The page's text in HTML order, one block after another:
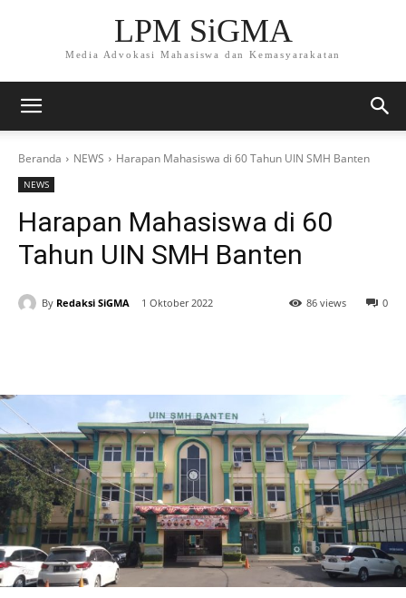
LPM SiGMA
Media Advokasi Mahasiswa dan Kemasyarakatan
Beranda NEWS Harapan Mahasiswa di 60 Tahun UIN SMH Banten
NEWS
Harapan Mahasiswa di 60
Tahun UIN SMH Banten
By Redaksi SiGMA 1 Oktober 2022 0
86 views